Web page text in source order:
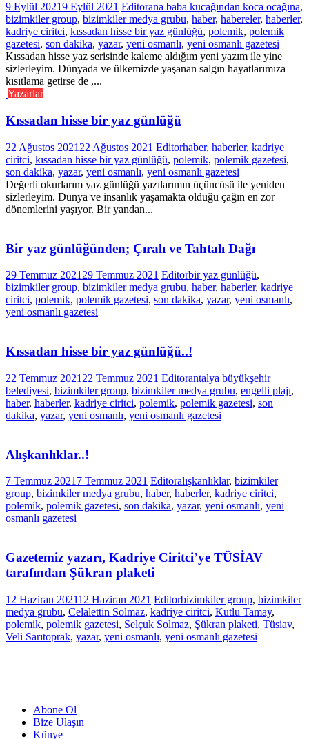
9 Eylül 20219 Eylül 2021 Editorana baba kucağından koca ocağına,
bizimkiler group, bizimkiler medya grubu, haber, habereler, haberler,
kadriye ciritci, kıssadan hisse bir yaz günlüğü, polemik, polemik
gazetesi, son dakika, yazar, yeni osmanlı, yeni osmanlı gazetesi
Kıssadan hisse yaz serisinde kaleme aldığım yeni yazım ile yine
sizlerleyim. Dünyada ve ülkemizde yaşanan salgın hayatlarımıza
kısıtlama getirse de ,...
Yazarlar
Kıssadan hisse bir yaz günlüğü
22 Ağustos 2021 22 Ağustos 2021 Editorhaber, haberler, kadriye
ciritci, kıssadan hisse bir yaz günlüğü, polemik, polemik gazetesi,
son dakika, yazar, yeni osmanlı, yeni osmanlı gazetesi
Değerli okurlarım yaz günlüğü yazılarımın üçüncüsü ile yeniden
sizlerleyim. Dünya ve insanlık yaşamakta olduğu çağın en zor
dönemlerini yaşıyor. Bir yandan...
Bir yaz günlüğünden; Çıralı ve Tahtalı Dağı
29 Temmuz 2021 29 Temmuz 2021 Editorbir yaz günlüğü,
bizimkiler group, bizimkiler medya grubu, haber, haberler, kadriye
ciritci, polemik, polemik gazetesi, son dakika, yazar, yeni osmanlı,
yeni osmanlı gazetesi
Kıssadan hisse bir yaz günlüğü..!
22 Temmuz 2021 22 Temmuz 2021 Editorantalya büyükşehir
belediyesi, bizimkiler group, bizimkiler medya grubu, engelli plajı,
haber, haberler, kadriye ciritci, polemik, polemik gazetesi, son
dakika, yazar, yeni osmanlı, yeni osmanlı gazetesi
Alışkanlıklar..!
7 Temmuz 2021 7 Temmuz 2021 Editoralışkanlıklar, bizimkiler
group, bizimkiler medya grubu, haber, haberler, kadriye ciritci,
polemik, polemik gazetesi, son dakika, yazar, yeni osmanlı, yeni
osmanlı gazetesi
Gazetemiz yazarı, Kadriye Ciritci’ye TÜSİAV
tarafından Şükran plaketi
12 Haziran 202112 Haziran 2021 Editorbizimkiler group, bizimkiler
medya grubu, Celalettin Solmaz, kadriye ciritci, Kutlu Tamay,
polemik, polemik gazetesi, Selçuk Solmaz, Şükran plaketi, Tüsiav,
Veli Sarıtoprak, yazar, yeni osmanlı, yeni osmanlı gazetesi
Abone Ol
Bize Ulaşın
Künye